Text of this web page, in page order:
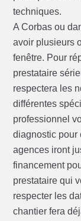
techniques.
A Corbas ou
avoir plusieurs
fenêtre. Pour
prestataire
respectera les
différentes
professionnel
diagnostic pour
agences iront
financement
prestataire qui
respecter les
chantier fera